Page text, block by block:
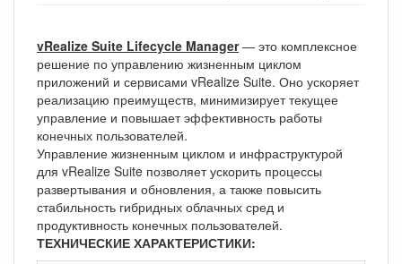
vRealize Suite Lifecycle Manager— это комплексное
решение по управлению жизненным циклом
приложений и сервисами vRealize Suite. Оно ускоряет
реализацию преимуществ, минимизирует текущее
управление и повышает эффективность работы
конечных пользователей.
Управление жизненным циклом и инфраструктурой
для vRealize Suite позволяет ускорить процессы
развертывания и обновления, а также повысить
стабильность гибридных облачных сред и
продуктивность конечных пользователей.
ТЕХНИЧЕСКИЕ ХАРАКТЕРИСТИКИ: